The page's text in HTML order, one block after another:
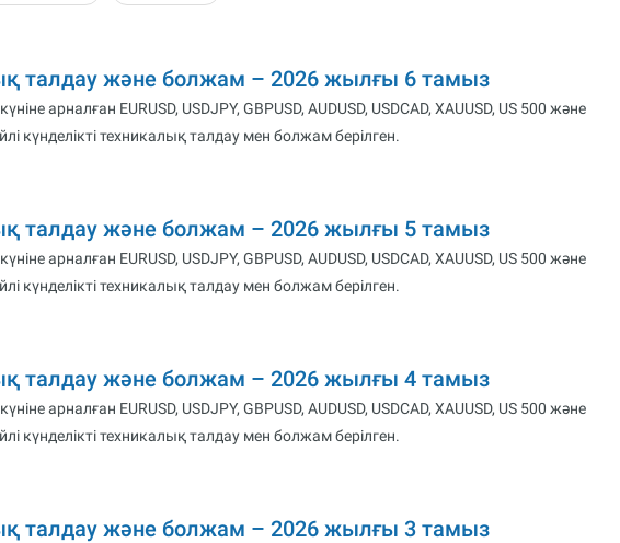
талдау және болжам – 2026 жылғы 6 тамыз
арналған EURUSD, USDJPY, GBPUSD, AUDUSD, USDCAD, XAUUSD, US 500 және
күнделікті техникалық талдау мен болжам берілген.
талдау және болжам – 2026 жылғы 5 тамыз
арналған EURUSD, USDJPY, GBPUSD, AUDUSD, USDCAD, XAUUSD, US 500 және
күнделікті техникалық талдау мен болжам берілген.
талдау және болжам – 2026 жылғы 4 тамыз
арналған EURUSD, USDJPY, GBPUSD, AUDUSD, USDCAD, XAUUSD, US 500 және
күнделікті техникалық талдау мен болжам берілген.
талдау және болжам – 2026 жылғы 3 тамыз